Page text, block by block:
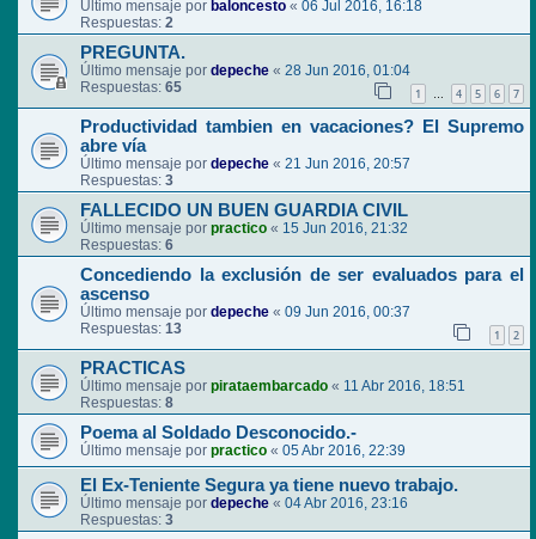
Último mensaje por baloncesto « 06 Jul 2016, 16:18
Respuestas: 2
PREGUNTA.
Último mensaje por depeche « 28 Jun 2016, 01:04
Respuestas: 65 1 … 4 5 6 7
Productividad tambien en vacaciones? El Supremo
abre vía
Último mensaje por depeche « 21 Jun 2016, 20:57
Respuestas: 3
FALLECIDO UN BUEN GUARDIA CIVIL
Último mensaje por practico « 15 Jun 2016, 21:32
Respuestas: 6
Concediendo la exclusión de ser evaluados para el
ascenso
Último mensaje por depeche « 09 Jun 2016, 00:37
Respuestas: 13 1 2
PRACTICAS
Último mensaje por pirataembarcado « 11 Abr 2016, 18:51
Respuestas: 8
Poema al Soldado Desconocido.-
Último mensaje por practico « 05 Abr 2016, 22:39
El Ex-Teniente Segura ya tiene nuevo trabajo.
Último mensaje por depeche « 04 Abr 2016, 23:16
Respuestas: 3